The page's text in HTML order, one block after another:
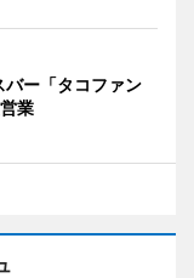
ー「タコファン
業